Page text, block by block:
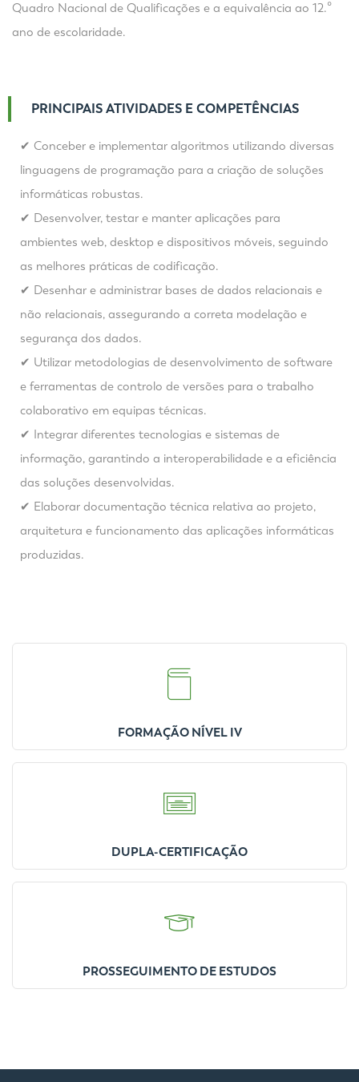
Quadro Nacional de Qualificações e a equivalência ao 12.º
ano de escolaridade.
PRINCIPAIS ATIVIDADES E COMPETÊNCIAS
✔ Conceber e implementar algoritmos utilizando diversas
linguagens de programação para a criação de soluções
informáticas robustas.
✔ Desenvolver, testar e manter aplicações para
ambientes web, desktop e dispositivos móveis, seguindo
as melhores práticas de codificação.
✔ Desenhar e administrar bases de dados relacionais e
não relacionais, assegurando a correta modelação e
segurança dos dados.
✔ Utilizar metodologias de desenvolvimento de software
e ferramentas de controlo de versões para o trabalho
colaborativo em equipas técnicas.
✔ Integrar diferentes tecnologias e sistemas de
informação, garantindo a interoperabilidade e a eficiência
das soluções desenvolvidas.
✔ Elaborar documentação técnica relativa ao projeto,
arquitetura e funcionamento das aplicações informáticas
produzidas.
FORMAÇÃO NÍVEL IV
DUPLA-CERTIFICAÇÃO
PROSSEGUIMENTO DE ESTUDOS